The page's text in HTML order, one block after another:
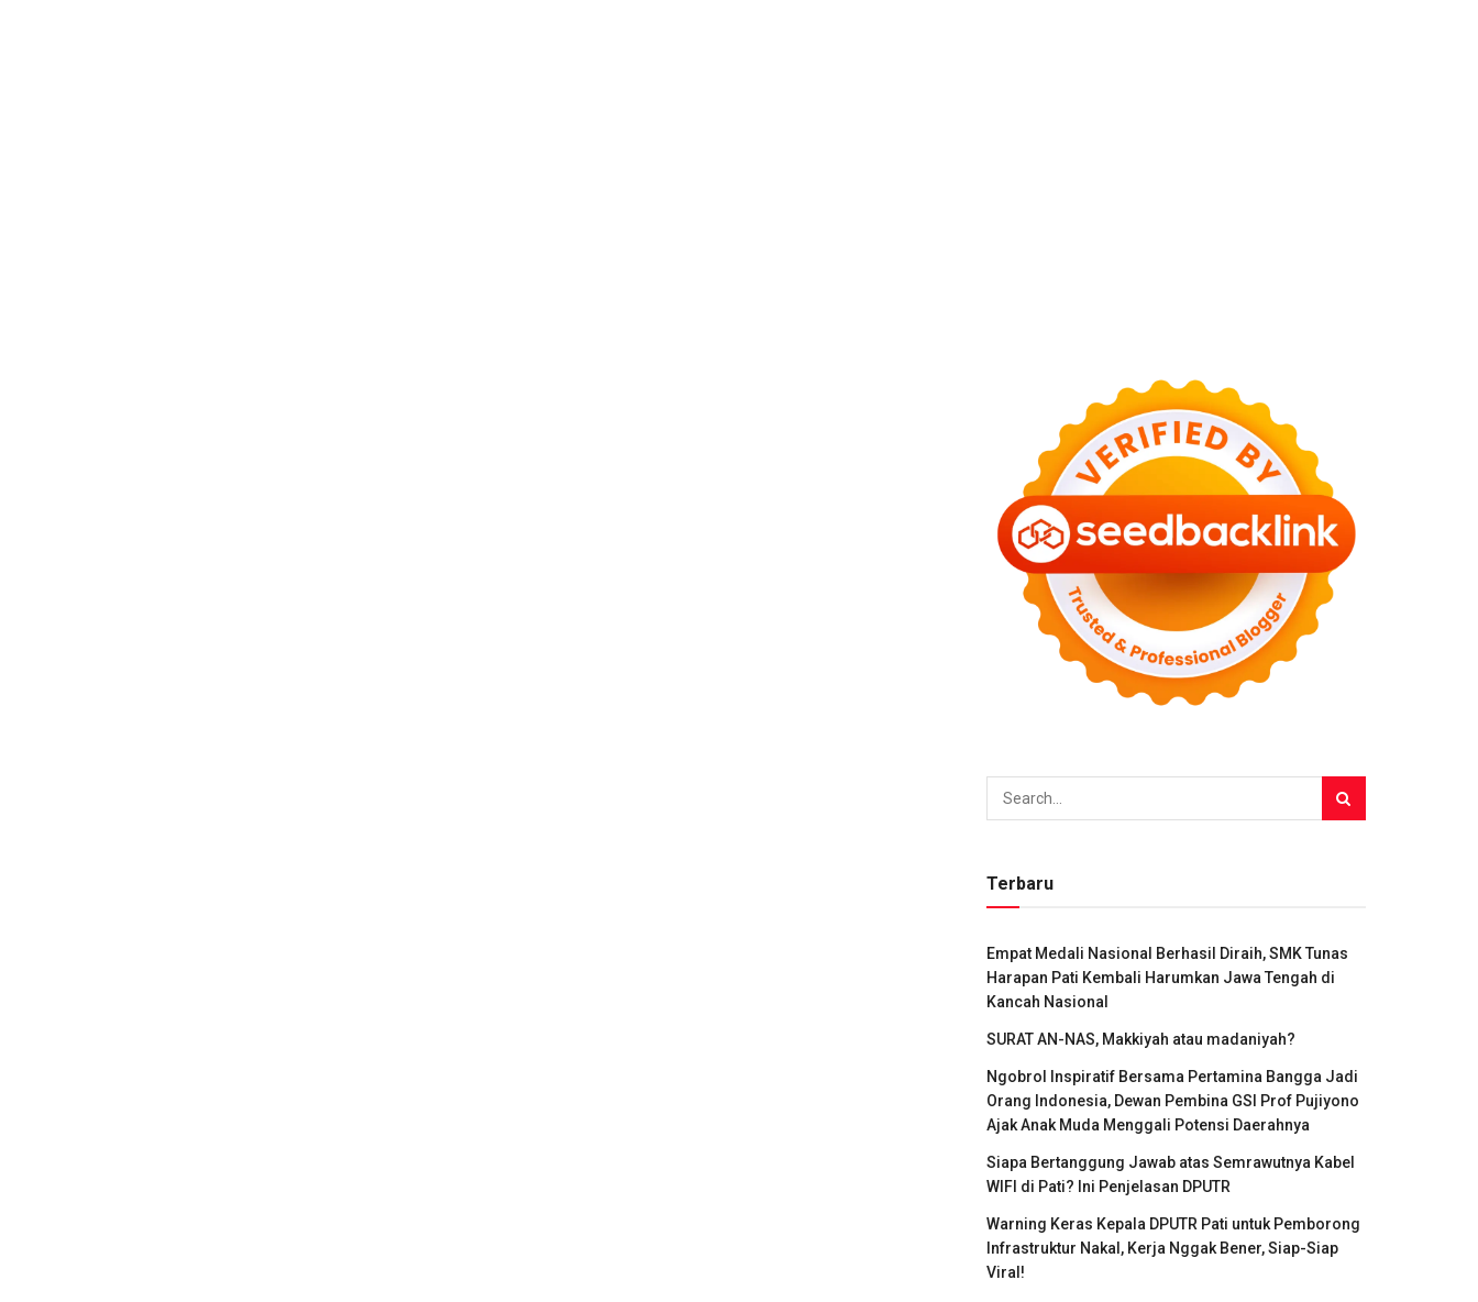
Terbaru
Empat Medali Nasional Berhasil Diraih, SMK Tunas
Harapan Pati Kembali Harumkan Jawa Tengah di
Kancah Nasional
SURAT AN-NAS, Makkiyah atau madaniyah?
Ngobrol Inspiratif Bersama Pertamina Bangga Jadi
Orang Indonesia, Dewan Pembina GSI Prof Pujiyono
Ajak Anak Muda Menggali Potensi Daerahnya
Siapa Bertanggung Jawab atas Semrawutnya Kabel
WIFI di Pati? Ini Penjelasan DPUTR
Warning Keras Kepala DPUTR Pati untuk Pemborong
Infrastruktur Nakal, Kerja Nggak Bener, Siap-Siap
Viral!